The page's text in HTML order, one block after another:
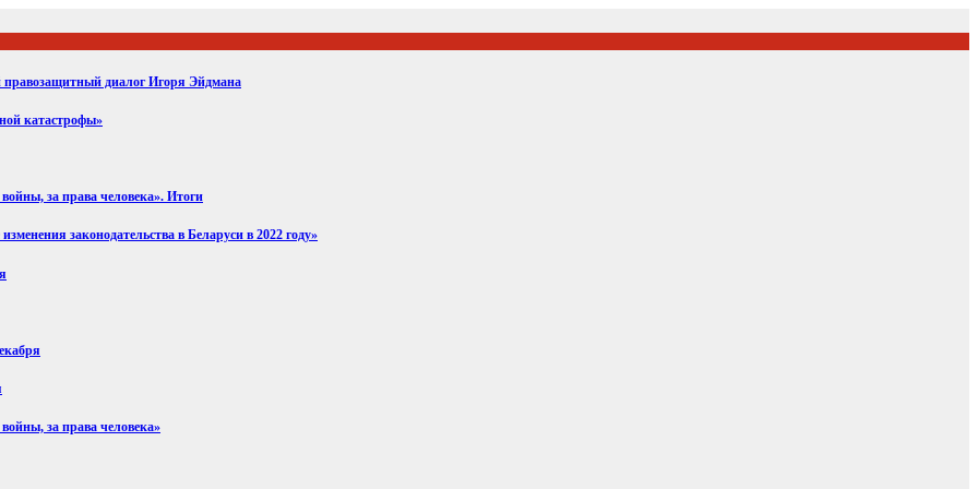
правозащитный диалог Игоря Эйдмана
катастрофы»
за права человека». Итоги
законодательства в Беларуси в 2022 году»
за права человека»